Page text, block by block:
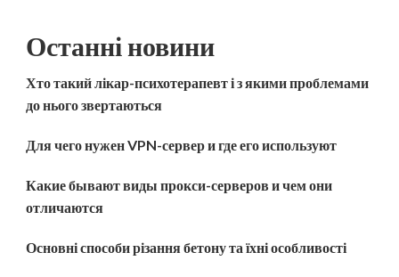
Останні новини
Хто такий лікар-психотерапевт і з якими проблемами
до нього звертаються
Для чего нужен VPN-сервер и где его используют
Какие бывают виды прокси-серверов и чем они
отличаются
Основні способи різання бетону та їхні особливості